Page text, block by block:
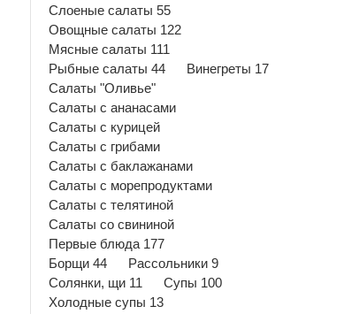
Слоеные салаты 55
Овощные салаты 122
Мясные салаты 111
Рыбные салаты 44
Винегреты 17
Салаты "Оливье"
Салаты с ананасами
Салаты с курицей
Салаты с грибами
Салаты с баклажанами
Салаты с морепродуктами
Салаты с телятиной
Салаты со свининой
Первые блюда 177
Борщи 44
Рассольники 9
Солянки, щи 11
Супы 100
Холодные супы 13